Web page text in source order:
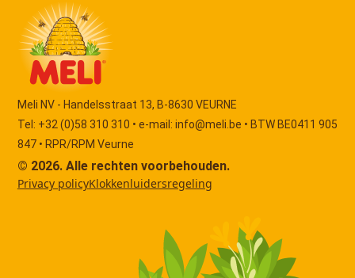
Meli NV - Handelsstraat 13, B-8630 VEURNE
Tel: +32 (0)58 310 310 • e-mail: info@meli.be • BTW BE0411 905
847 • RPR/RPM Veurne
© 2026. Alle rechten voorbehouden.
Privacy policyKlokkenluidersregeling